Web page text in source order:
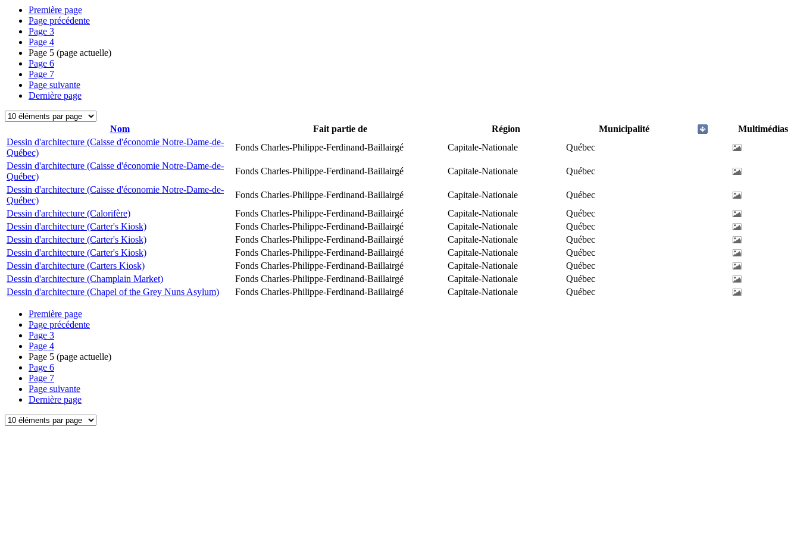
Première page
Page précédente
Page 3
Page 4
Page 5 (page actuelle)
Page 6
Page 7
Page suivante
Dernière page
Nom Fait partie de Région Municipalité
Multimédias
Dessin d'architecture (Caisse d'économie Notre-Dame-de-
Québec)
Fonds Charles-Philippe-Ferdinand-Baillairgé Capitale-Nationale
Québec
Dessin d'architecture (Caisse d'économie Notre-Dame-de-
Québec)
Fonds Charles-Philippe-Ferdinand-Baillairgé Capitale-Nationale
Québec
Dessin d'architecture (Caisse d'économie Notre-Dame-de-
Québec)
Fonds Charles-Philippe-Ferdinand-Baillairgé Capitale-Nationale
Québec
Dessin d'architecture (Calorifère)
Fonds Charles-Philippe-Ferdinand-Baillairgé Capitale-Nationale
Québec
Dessin d'architecture (Carter's Kiosk)
Fonds Charles-Philippe-Ferdinand-Baillairgé Capitale-Nationale
Québec
Dessin d'architecture (Carter's Kiosk)
Fonds Charles-Philippe-Ferdinand-Baillairgé Capitale-Nationale
Québec
Dessin d'architecture (Carter's Kiosk)
Fonds Charles-Philippe-Ferdinand-Baillairgé Capitale-Nationale
Québec
Dessin d'architecture (Carters Kiosk)
Fonds Charles-Philippe-Ferdinand-Baillairgé Capitale-Nationale
Québec
Dessin d'architecture (Champlain Market)
Fonds Charles-Philippe-Ferdinand-Baillairgé Capitale-Nationale
Québec
Dessin d'architecture (Chapel of the Grey Nuns Asylum)
Fonds Charles-Philippe-Ferdinand-Baillairgé Capitale-Nationale Québec
Première page
Page précédente
Page 3
Page 4
Page 5 (page actuelle)
Page 6
Page 7
Page suivante
Dernière page